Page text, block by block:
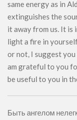
same energy as in
extinguishes the
it away from us. It is
light a fire in
or not, I suggest you
am grateful to you
be useful to you in
Быть ангелом